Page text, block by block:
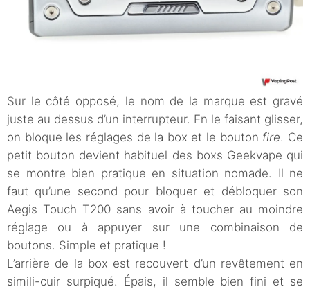
Sur le côté opposé, le nom de la marque est gravé
juste au dessus d’un interrupteur. En le faisant glisser,
on bloque les réglages de la box et le bouton fire. Ce
petit bouton devient habituel des boxs Geekvape qui
se montre bien pratique en situation nomade. Il ne
faut qu’une second pour bloquer et débloquer son
Aegis Touch T200 sans avoir à toucher au moindre
réglage ou à appuyer sur une combinaison de
boutons. Simple et pratique !
L’arrière de la box est recouvert d’un revêtement en
simili-cuir surpiqué. Épais, il semble bien fini et se